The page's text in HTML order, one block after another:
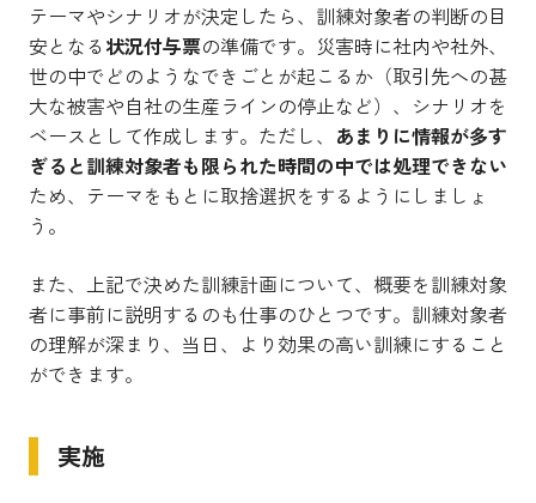
テーマやシナリオが決定したら、訓練対象者の判断の目
安となる状況付与票の準備です。災害時に社内や社外、
世の中でどのようなできごとが起こるか（取引先への甚
大な被害や自社の生産ラインの停止など）、シナリオを
ベースとして作成します。ただし、 あまりに情報が多す
ぎると訓練対象者も限られた時間の中では処理できない
ため、テーマをもとに取捨選択をするようにしましょ
う。
また、上記で決めた訓練計画について、概要を訓練対象
者に事前に説明するのも仕事のひとつです。訓練対象者
の理解が深まり、当日、より効果の高い訓練にすること
ができます。
実施